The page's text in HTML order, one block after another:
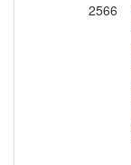
2566